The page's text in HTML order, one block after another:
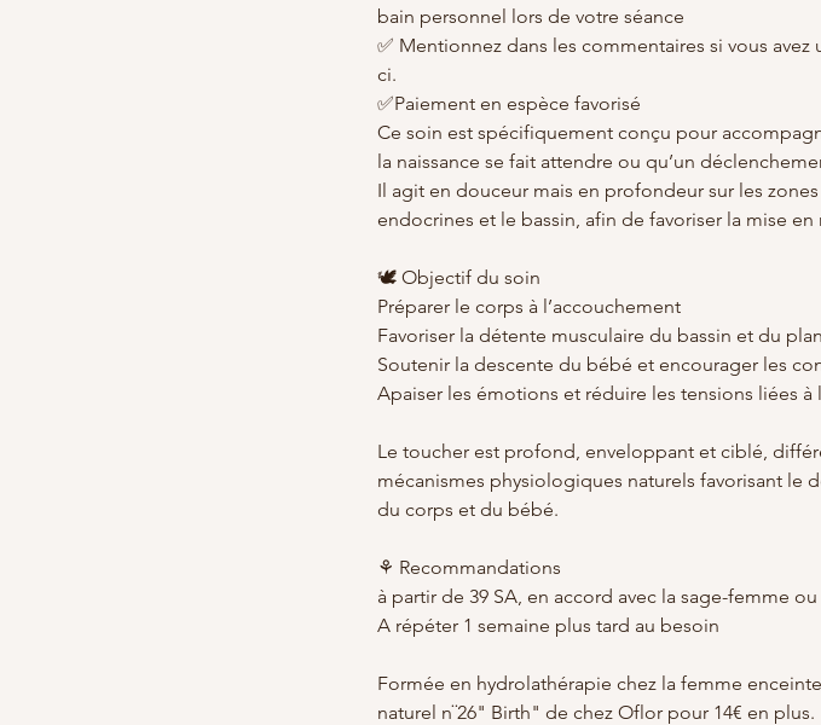
bain personnel lors de votre séance
✅ Mentionnez dans les commentaires si vous
ci.
✅Paiement en espèce favorisé
Ce soin est spécifiquement conçu pour
la naissance se fait attendre ou qu’un
Il agit en douceur mais en profondeur sur les
endocrines et le bassin, afin de favoriser la mise
🕊 Objectif du soin
Préparer le corps à l’accouchement
Favoriser la détente musculaire du bassin et du
Soutenir la descente du bébé et encourager les
Apaiser les émotions et réduire les tensions liées
Le toucher est profond, enveloppant et ciblé,
mécanismes physiologiques naturels favorisant le
du corps et du bébé.
⚘ Recommandations
à partir de 39 SA, en accord avec la sage-femme
A répéter 1 semaine plus tard au besoin
Formée en hydrolathérapie chez la femme
naturel n¨26" Birth" de chez Oflor pour 14€ en plus.